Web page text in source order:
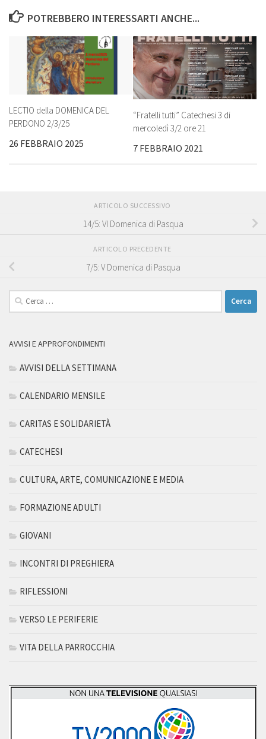
POTREBBERO INTERESSARTI ANCHE...
LECTIO della DOMENICA DEL
PERDONO 2/3/25
26 FEBBRAIO 2025
“Fratelli tutti” Catechesi 3 di
mercoledì 3/2 ore 21
7 FEBBRAIO 2021
ARTICOLO SUCCESSIVO
14/5: VI Domenica di Pasqua
ARTICOLO PRECEDENTE
7/5: V Domenica di Pasqua
Ricerca
per:
AVVISI E APPROFONDIMENTI
AVVISI DELLA SETTIMANA
CALENDARIO MENSILE
CARITAS E SOLIDARIETÀ
CATECHESI
CULTURA, ARTE, COMUNICAZIONE E MEDIA
FORMAZIONE ADULTI
GIOVANI
INCONTRI DI PREGHIERA
RIFLESSIONI
VERSO LE PERIFERIE
VITA DELLA PARROCCHIA